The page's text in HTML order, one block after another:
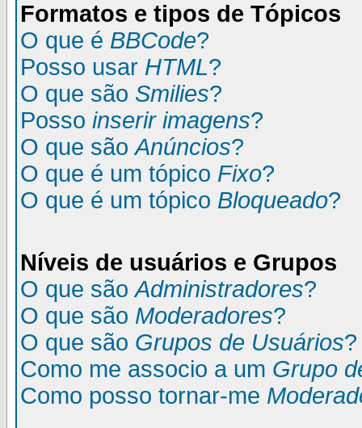
Formatos e tipos de Tópicos
O que é BBCode?
Posso usar HTML?
O que são Smilies?
Posso inserir imagens?
O que sãoAnúncios?
O que é um tópico Fixo?
O que é um tópico Bloqueado?
Níveis de usuários e Grupos
O que sãoAdministradores?
O que são Moderadores?
O que são Grupos de Usuários?
Como me associo a um Grupo
Como posso tornar-me